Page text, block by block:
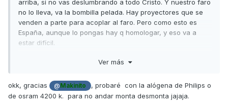
arriba, si no vas deslumbrando a todo Cristo. Y nuestro faro
no lo lleva, va la bombilla pelada. Hay proyectores que se
venden a parte para acoplar al faro. Pero como esto es
España, aunque lo pongas hay q homologar, y eso va a
estar difícil.
Ver más
okk, gracias @ Makinito
, probaré con la alógena de Philips o
de osram 4200 k. para no andar monta desmonta jajaja.